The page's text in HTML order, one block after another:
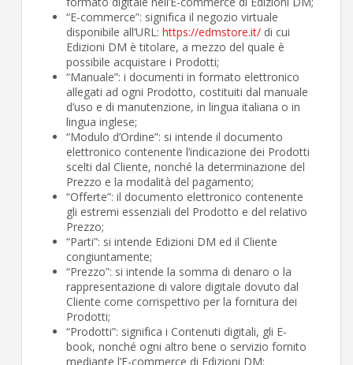
“E-commerce”: significa il negozio virtuale
disponibile all’URL: https://edmstore.it/ di cui
Edizioni DM è titolare, a mezzo del quale è
possibile acquistare i Prodotti;
“Manuale”: i documenti in formato elettronico
allegati ad ogni Prodotto, costituiti dal manuale
d’uso e di manutenzione, in lingua italiana o in
lingua inglese;
“Modulo d’Ordine”: si intende il documento
elettronico contenente l’indicazione dei Prodotti
scelti dal Cliente, nonché la determinazione del
Prezzo e la modalità del pagamento;
“Offerte”: il documento elettronico contenente
gli estremi essenziali del Prodotto e del relativo
Prezzo;
“Parti”: si intende Edizioni DM ed il Cliente
congiuntamente;
“Prezzo”: si intende la somma di denaro o la
rappresentazione di valore digitale dovuto dal
Cliente come corrispettivo per la fornitura dei
Prodotti;
“Prodotti”: significa i Contenuti digitali, gli E-
book, nonché ogni altro bene o servizio fornito
mediante l’E-commerce di Edizioni DM;